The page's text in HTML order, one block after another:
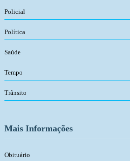
Policial
Política
Saúde
Tempo
Trânsito
Mais Informações
Obituário